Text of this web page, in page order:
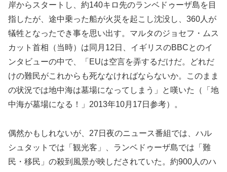
岸からスタートし、約140キロ先のランベドゥーザ島を目
指したが、途中乗った船が火災を起こし沈没し、360人が
犠牲となったでき事を思い出す。マルタのジョセフ・ムス
カット首相（当時）は同月12日、イギリスのBBCとのイ
ンタビューの中で、「EUは空言を弄するだけだ。どれだ
けの難民がこれからも死ななければならないか。このまま
の状況では地中海は墓場になってしまう」と嘆いた（「地
中海が墓場になる！」2013年10月17日参考）。
偶然かもしれないが、27日夜のニュース番組では、ハル
シュタットでは「観光客」、ランベドゥーザ島では「難
民・移民」の殺到風景が映しだされていた。約900人のハ